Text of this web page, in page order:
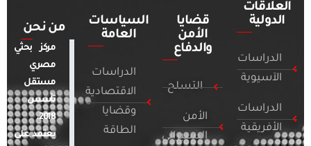
العلاقات
الدولية
الدراسات
الآسيوية
الدراسات
الأفريقية
قضايا
الأمن
والدفاع
التسلح
الأمن
السيبراني
السياسات
العامة
الدراسات
الاقتصادية
وقضايا
الطاقة
من نحن
مركز بحثي
مصري
مستقل
تأسس
2018.
يعتمد على